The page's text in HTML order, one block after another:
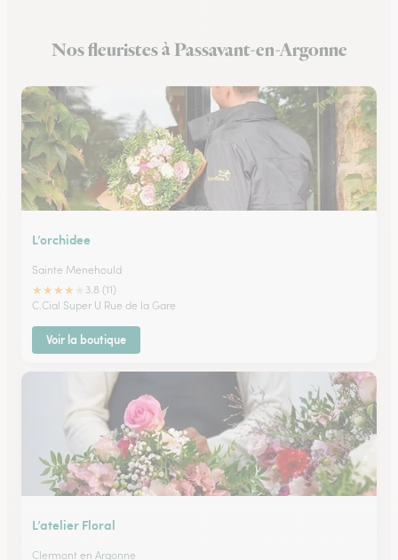
Fleuristes à Vitry-le-François
Nos fleuristes à Passavant-en-Argonne
L’orchidee
Sainte Menehould
★★★★
3.8 (11)
C.Cial Super U Rue de la Gare
Voir la boutique
L’atelier Floral
Clermont en Argonne